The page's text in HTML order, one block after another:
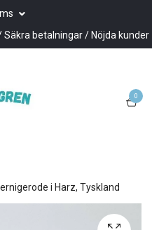
betalningar / Nöjda kunder
0
i Harz, Tyskland